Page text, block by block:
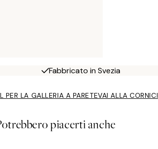
Fabbricato in Svezia
PER LA GALLERIA A PARETEVAI ALLA CORNICI
piacerti anche